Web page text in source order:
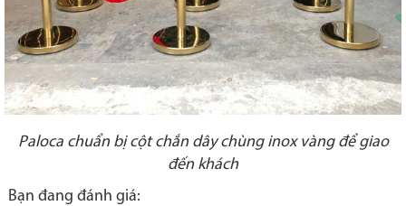
Paloca chuẩn bị cột chắn dây chùng inox vàng để giao
đến khách
Bạn đang đánh giá: